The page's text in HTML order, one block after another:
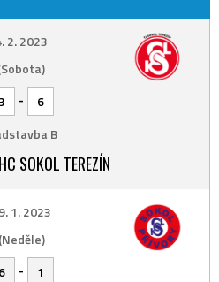
2. 2023
-
6
B
SOKOL TEREZÍN
1. 2023
(Neděle)
6
-
1